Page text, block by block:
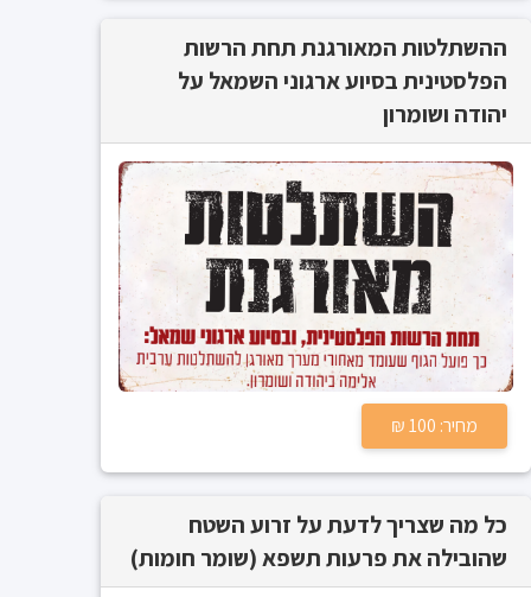
ההשתלטות המאורגנת תחת הרשות
הפלסטינית בסיוע ארגוני השמאל על
יהודה ושומרון
מחיר: 100 ₪
כל מה שצריך לדעת על זרוע השטח
שהובילה את פרעות תשפא (שומר חומות)